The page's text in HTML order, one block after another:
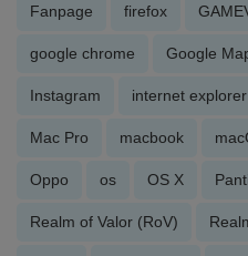
Fanpage firefox
google chrome Google
Instagram internet explorer
Mac Pro macbook
Oppo os OS X
Realm of Valor (RoV)